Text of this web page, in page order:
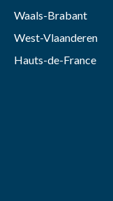
Waals-Brabant
West-Vlaanderen
Hauts-de-France